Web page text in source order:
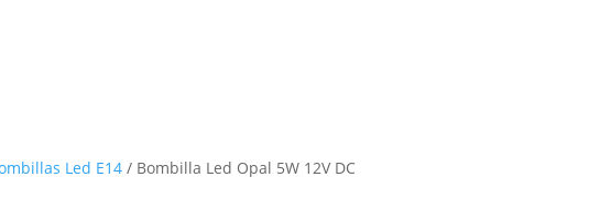
Led E14 / Bombilla Led Opal 5W 12V DC